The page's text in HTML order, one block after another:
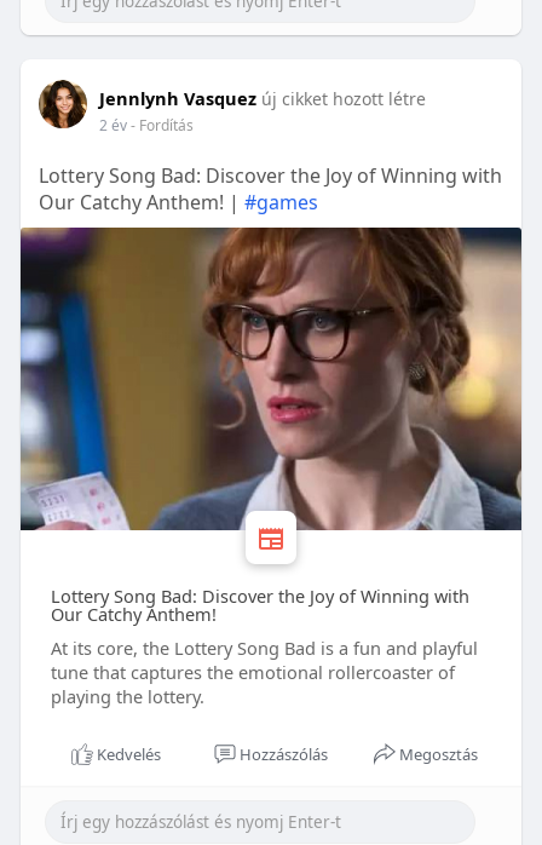
Jennlynh Vasquez új cikket hozott létre
2 év- Fordítás
Lottery Song Bad: Discover the Joy of Winning with
Our Catchy Anthem! | #games
Lottery Song Bad: Discover the Joy of Winning with
Our Catchy Anthem!
At its core, the Lottery Song Bad is a fun and playful
tune that captures the emotional rollercoaster of
playing the lottery.
Kedvelés Hozzászólás Megosztás